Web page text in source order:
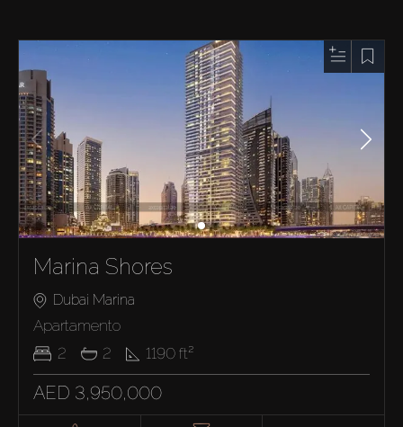
Marina Shores
Dubai Marina
Apartamento
2
2 1190 ft²
AED 3,950,000